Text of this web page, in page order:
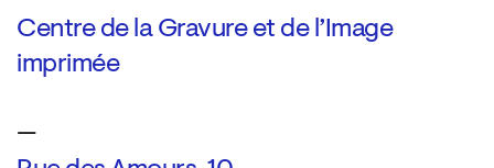
Centre de la Gravure et de l’Image
imprimée
—